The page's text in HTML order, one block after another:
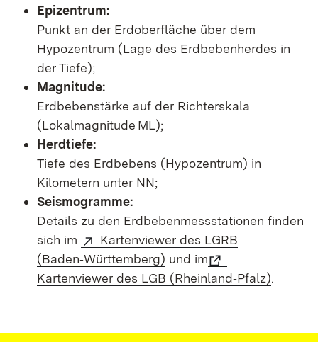
Epizentrum:
Punkt an der Erdoberfläche über dem
Hypozentrum (Lage des Erdbebenherdes in
der Tiefe);
Magnitude:
Erdbebenstärke auf der Richterskala
(Lokalmagnitude ML);
Herdtiefe:
Tiefe des Erdbebens (Hypozentrum) in
Kilometern unter NN;
Seismogramme:
Details zu den Erdbebenmessstationen finden
sich im
Kartenviewer des LGRB
(Baden‑Württemberg) und im
Kartenviewer des LGB (Rheinland‑Pfalz).